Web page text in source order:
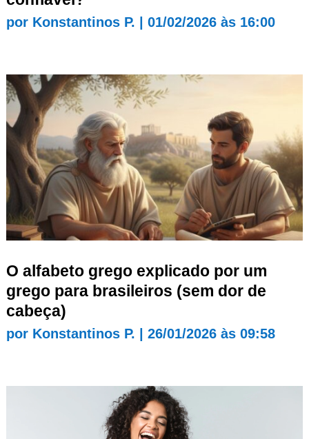
por Konstantinos P. | 01/02/2026 às 16:00
O alfabeto grego explicado por um
grego para brasileiros (sem dor de
cabeça)
por Konstantinos P. 26/01/2026 às 09:58